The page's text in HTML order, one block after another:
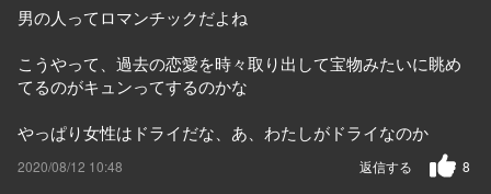
男の人ってロマンチックだよね
こうやって、過去の恋愛を時々取り出して宝物みたいに眺め
てるのがキュンってするのかな
やっぱり女性はドライだな、あ、わたしがドライなのか
2020/08/12 10:48 8
返信する